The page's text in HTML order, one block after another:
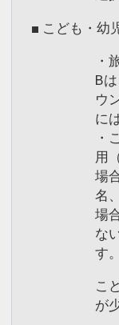
■ こども・幼
・
B
ウ
に
・
用
場
名
場
な
す。
こ
が